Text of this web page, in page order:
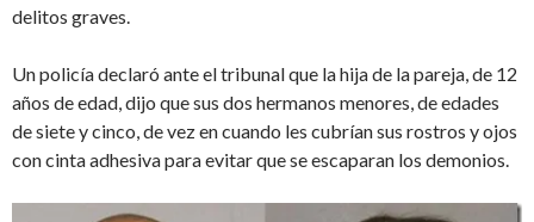
delitos graves.
Un policía declaró ante el tribunal que la hija de la pareja, de 12
años de edad, dijo que sus dos hermanos menores, de edades
de siete y cinco, de vez en cuando les cubrían sus rostros y ojos
con cinta adhesiva para evitar que se escaparan los demonios.